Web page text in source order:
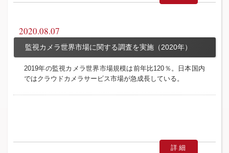
2020.08.07
監視カメラ世界市場に関する調査を実施（2020年）
2019年の監視カメラ世界市場規模は前年比120％。日本国内
ではクラウドカメラサービス市場が急成長している。
詳細